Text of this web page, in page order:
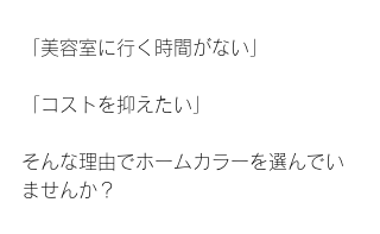
「美容室に行く時間がない」
「コストを抑えたい」
そんな理由でホームカラーを選んでい
ませんか？